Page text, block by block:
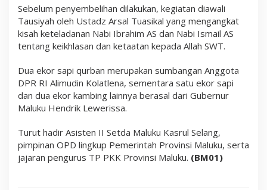
Sebelum penyembelihan dilakukan, kegiatan diawali
Tausiyah oleh Ustadz Arsal Tuasikal yang mengangkat
kisah keteladanan Nabi Ibrahim AS dan Nabi Ismail AS
tentang keikhlasan dan ketaatan kepada Allah SWT.
Dua ekor sapi qurban merupakan sumbangan Anggota
DPR RI Alimudin Kolatlena, sementara satu ekor sapi
dan dua ekor kambing lainnya berasal dari Gubernur
Maluku Hendrik Lewerissa.
Turut hadir Asisten II Setda Maluku Kasrul Selang,
pimpinan OPD lingkup Pemerintah Provinsi Maluku, serta
jajaran pengurus TP PKK Provinsi Maluku. (BM01)